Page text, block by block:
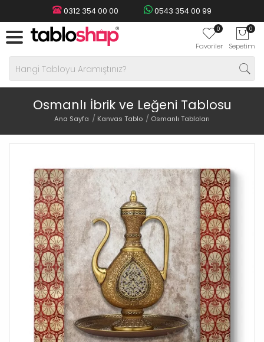
0312 354 00 00 0543 354 00 99
0
Favoriler
0
Sepetim
Osmanlı İbrik ve Leğeni Tablosu
Ana Sayfa Kanvas Tablo Osmanlı Tabloları